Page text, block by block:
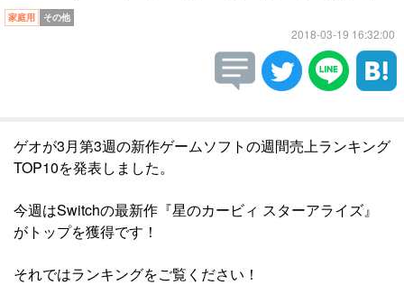
家庭用 その他
2018-03-19 16:32:00
ゲオが3月第3週の新作ゲームソフトの週間売上ランキング
TOP10を発表しました。
今週はSwitchの最新作『星のカービィ スターアライズ』
がトップを獲得です！
それではランキングをご覧ください！